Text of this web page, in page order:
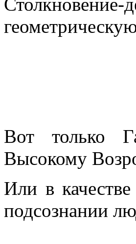
Столкновение-
Вот только
Высокому
Или в
подсознании